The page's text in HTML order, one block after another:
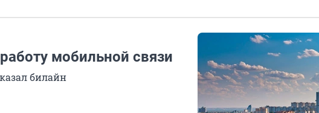
мобильной связи
билайн